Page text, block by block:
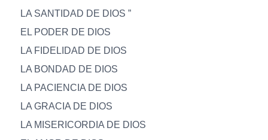
LA SANTIDAD DE DIOS ”
EL PODER DE DIOS
LA FIDELIDAD DE DIOS
LA BONDAD DE DIOS
LA PACIENCIA DE DIOS
LA GRACIA DE DIOS
LA MISERICORDIA DE DIOS